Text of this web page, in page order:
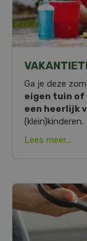
Ga je deze
eigen tuin of
een heerlijk
(klein)kinderen.
Lees meer...